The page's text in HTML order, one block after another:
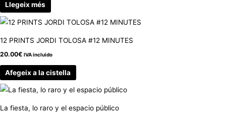
Llegeix més
12 PRINTS JORDI TOLOSA #12 MINUTES
20.00€ IVA incluido
Afegeix a la cistella
La fiesta, lo raro y el espacio público